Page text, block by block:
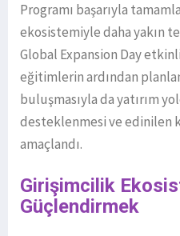
Programı başarıyla
ekosistemiyle daha yakın
Global Expansion Day
eğitimlerin ardından
buluşmasıyla da yatırım
desteklenmesi ve edinilen
amaçlandı.
Girişimcilik
Güçlendirmek